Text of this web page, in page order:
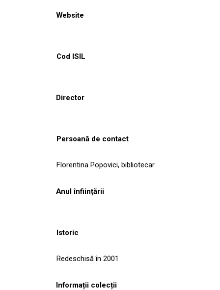
Website
Cod ISIL
Director
Persoană de contact
Florentina Popovici, bibliotecar
Anul înființării
Istoric
Redeschisă în 2001
Informații colecții